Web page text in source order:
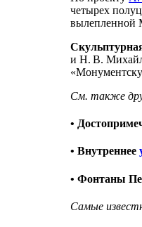
четырех
и Н. В.
См. также
•
• Внутреннее
• Фонтаны
Самые